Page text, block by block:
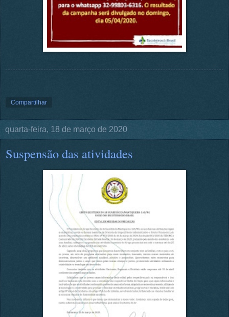
Compartilhar
quarta-feira, 18 de março de 2020
Suspensão das atividades